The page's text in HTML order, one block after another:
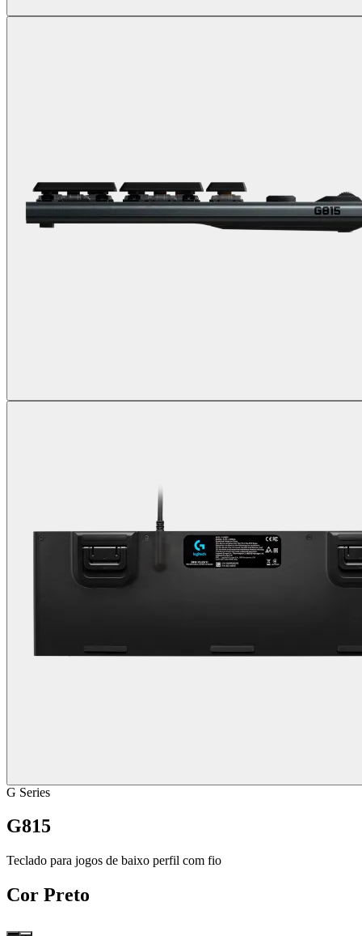
G Series
G815
Teclado para jogos de baixo perfil com fio
Cor Preto